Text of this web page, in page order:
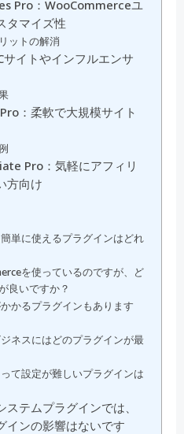
Pro：WooCommerceユ
タマイズ性
ットの解消
イトやインフルエンサ
：柔軟で大規模サイト
Pro：気軽にアフィリ
方向け
単に使えるプラグインはどれ
を使っているのですが、ど
良いですか？
かるプラグインもあります
ネスにはどのプラグインが最
て設定が難しいプラグインは
テムプラグインでは、
インの影響はないです